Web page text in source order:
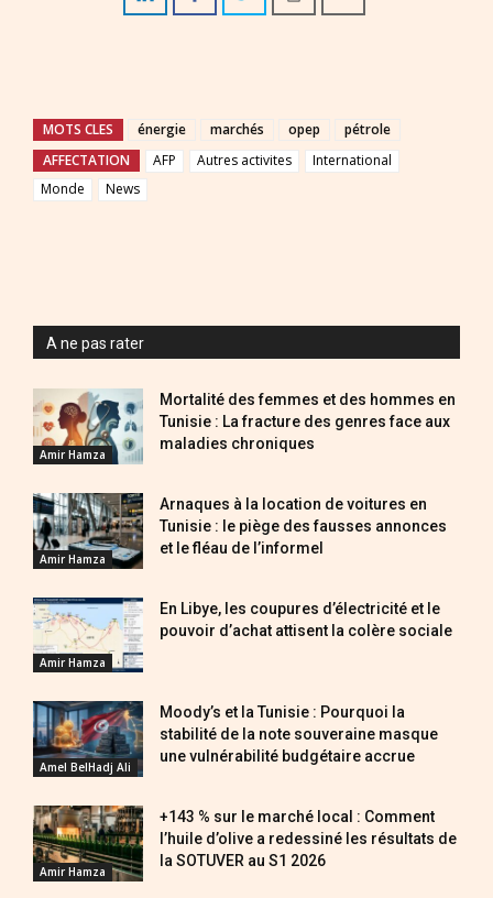
MOTS CLES énergie marchés opep
pétrole
AFFECTATION
AFP Autres activites
International
Monde
News
A ne pas rater
Amir Hamza
Mortalité des femmes et des hommes en
Tunisie : La fracture des genres face aux
maladies chroniques
Amir Hamza
Arnaques à la location de voitures en
Tunisie : le piège des fausses annonces
et le fléau de l’informel
Amir Hamza
En Libye, les coupures d’électricité et le
pouvoir d’achat attisent la colère sociale
Amel BelHadj Ali
Moody’s et la Tunisie : Pourquoi la
stabilité de la note souveraine masque
une vulnérabilité budgétaire accrue
Amir Hamza
+143 % sur le marché local : Comment
l’huile d’olive a redessiné les résultats de
la SOTUVER au S1 2026